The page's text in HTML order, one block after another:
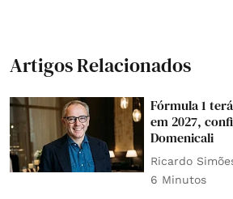
Artigos Relacionados
Fórmula 1
em 2027,
Domenicali
Ricardo
6 Minutos